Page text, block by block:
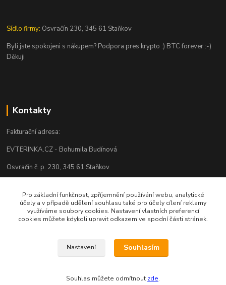
Sídlo firmy: Osvračín 230, 345 61 Staňkov
Byli jste spokojeni s nákupem? Podpora pres krypto :) BTC forever :-)
Děkuji
Kontakty
Fakturační adresa:
EVTERINKA.CZ - Bohumila Budínová
Osvračín č. p. 230, 345 61 Staňkov
Bankovní spojení: 2800720013/2010
Odesíláme přes:
Pro základní funkčnost, zpříjemnění používání webu, analytické
účely a v případě udělení souhlasu také pro účely cílení reklamy
využíváme soubory cookies. Nastavení vlastních preferencí
cookies můžete kdykoli upravit odkazem ve spodní části stránek.
Nastavení Souhlasím
Souhlas můžete odmítnout zde.